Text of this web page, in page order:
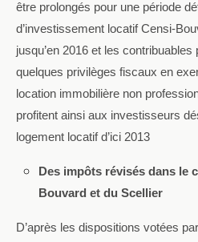
être prolongés pour une période
d’investissement locatif Censi-
jusqu’en 2016 et les
quelques privilèges fiscaux en
location immobilière non
profitent ainsi aux investisseurs
logement locatif d’ici 2013
Des impôts révisés dans le
Bouvard et du Scellier
D’après les dispositions votées